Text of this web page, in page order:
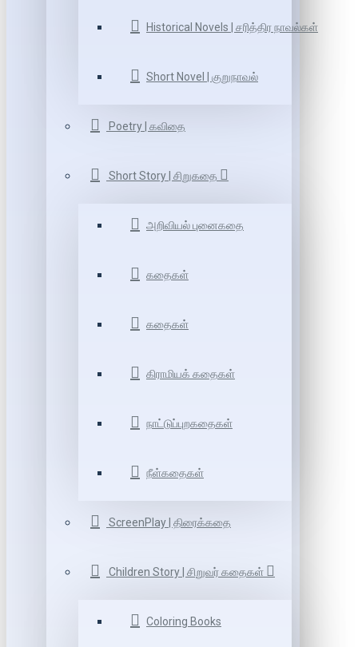
Historical Novels | சரித்திர நாவல்கள்
Short Novel | குறுநாவல்
Poetry | கவிதை
Short Story | சிறுகதை
அறிவியல் புனைகதை
கதைகள்
கதைகள்
கிராமியக் கதைகள்
நாட்டுப்புறகதைகள்
நீள்கதைகள்
ScreenPlay | திரைக்கதை
Children Story | சிறுவர் கதைகள்
Coloring Books